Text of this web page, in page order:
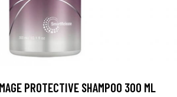
PROTECTIVE SHAMPOO 300 ML